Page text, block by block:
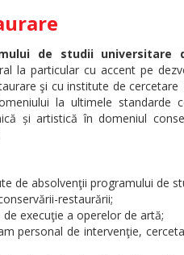
de studii universitare de
la particular cu accent pe
şi cu institute de
la ultimele
și artistică în domeniul
de absolvenţii programului de
restaurării;
execuţie a operelor de artă;
personal de intervenţie,